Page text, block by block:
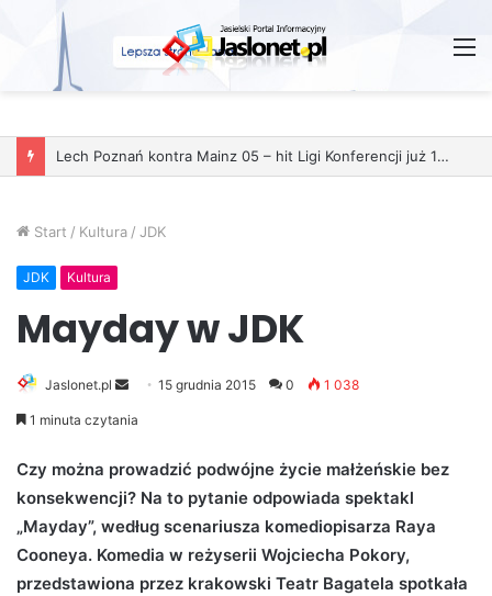
Start / Kultura / JDK
JDK Kultura
Mayday w JDK
Jaslonet.pl
e
d
a
n
15 grudnia 2015 0 1 038
1 minuta czytania
Czy można prowadzić podwójne życie małżeńskie bez
konsekwencji? Na to pytanie odpowiada spektakl
„Mayday”, według scenariusza komediopisarza Raya
Cooneya. Komedia w reżyserii Wojciecha Pokory,
przedstawiona przez krakowski Teatr Bagatela spotkała